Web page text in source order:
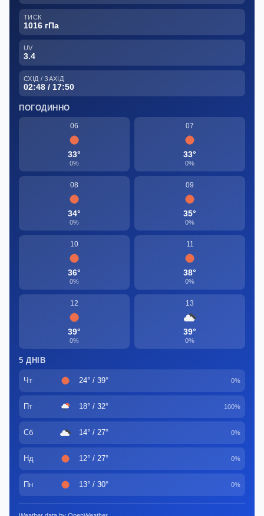
ТИСК
1016 гПа
UV
3.4
СХІД / ЗАХІД
02:48 / 17:50
ПОГОДИННО
06
33°
0%
07
33°
0%
08
34°
0%
09
35°
0%
10
36°
0%
11
38°
0%
12
39°
0%
13
39°
0%
5 ДНІВ
Чт 24° / 39° 0%
Пт 18° / 32° 100%
Сб 14° / 27° 0%
Нд 12° / 27° 0%
Пн 13° / 30° 0%